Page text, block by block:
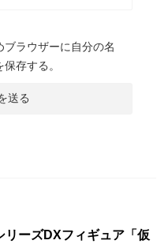
ラウザーに自分の名
存する。
リーズDXフィギュア「仮